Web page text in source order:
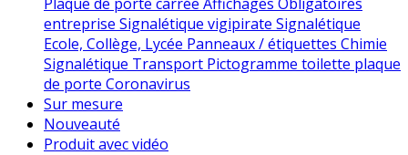
entreprise Signalétique vigipirate Signalétique
Ecole, Collège, Lycée Panneaux / étiquettes Chimie
Signalétique Transport Pictogramme toilette plaque
de porte Coronavirus
Sur mesure
Nouveauté
Produit avec vidéo